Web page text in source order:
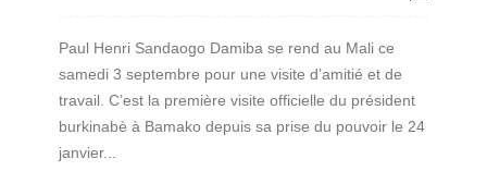
Paul Henri Sandaogo Damiba se rend au Mali ce
samedi 3 septembre pour une visite d’amitié et de
travail. C’est la première visite officielle du président
burkinabè à Bamako depuis sa prise du pouvoir le 24
janvier...